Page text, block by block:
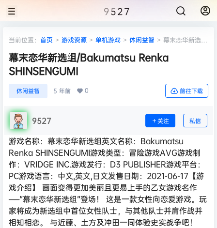
9527
当前位置： 首页 > 游戏资源 > 单机游戏 > 休闲益智 > 幕末恋华新选
幕末恋华新选组/Bakumatsu Renka
SHINSENGUMI
休闲益智 5 年前 0 前往下载
9527 关注 私信
游戏名称：幕末恋华新选组英文名称：Bakumatsu
Renka SHINSENGUMI游戏类型：冒险游戏AVG游戏制
作：VRIDGE INC.游戏发行：D3 PUBLISHER游戏平台：
PC游戏语言：中文,英文,日文发售日期：2021-06-17【游
戏介绍】 画面变得更加美丽且更易上手的乙女游戏名作
──“幕末恋华新选组”登场！ 这是一款女性向恋爱游戏。玩
家将成为新选组中首位女性队士，与其他队士并肩作战并
相知相恋。 与近藤、土方及冲田一同体验史实战争吧！